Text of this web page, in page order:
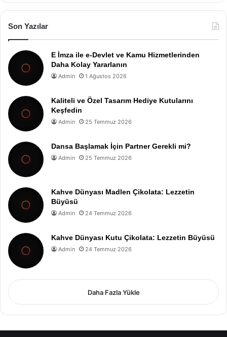
Son Yazılar
E İmza ile e-Devlet ve Kamu Hizmetlerinden
Daha Kolay Yararlanın
Admin 1 Ağustos 2026
Kaliteli ve Özel Tasarım Hediye Kutularını
Keşfedin
Admin 25 Temmuz 2026
Dansa Başlamak İçin Partner Gerekli mi?
Admin 25 Temmuz 2026
Kahve Dünyası Madlen Çikolata: Lezzetin
Büyüsü
Admin 24 Temmuz 2026
Kahve Dünyası Kutu Çikolata: Lezzetin Büyüsü
Admin 24 Temmuz 2026
Daha Fazla Yükle